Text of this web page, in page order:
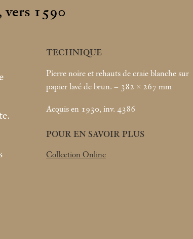
vers 1590
TECHNIQUE
Pierre noire et rehauts de craie blanche sur
papier lavé de brun. – 382 × 267 mm
Acquis en 1930, inv. 4386
POUR EN SAVOIR PLUS
Collection Online